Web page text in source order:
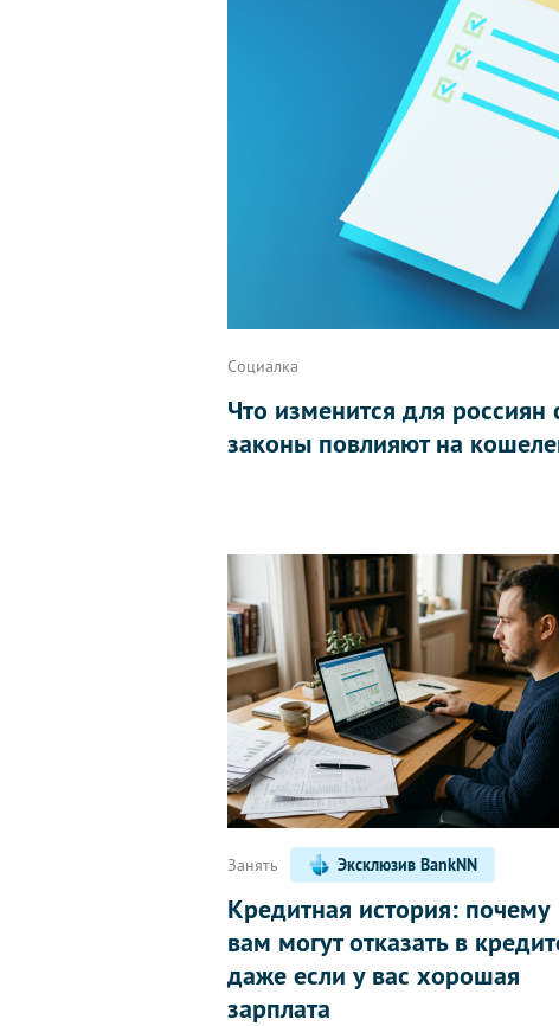
Социалка
Что изменится для россиян
законы повлияют на
Занять Эксклюзив BankNN
Кредитная история: почему
вам могут отказать в
даже если у вас хорошая
зарплата